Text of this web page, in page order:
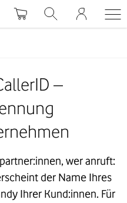
–
wer anruft:
der Name Ihres
Ihrer Kund:innen. Für